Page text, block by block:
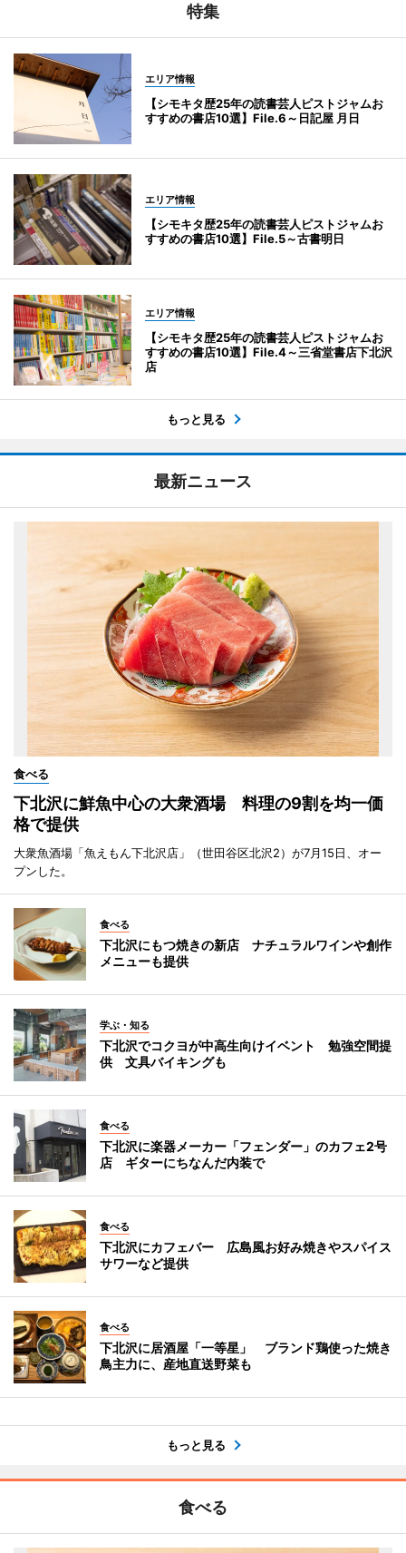
特集
エリア情報
【シモキタ歴25年の読書芸人ピストジャムお
すすめの書店10選】File.6～日記屋 月日
エリア情報
【シモキタ歴25年の読書芸人ピストジャムお
すすめの書店10選】File.5～古書明日
エリア情報
【シモキタ歴25年の読書芸人ピストジャムお
すすめの書店10選】File.4～三省堂書店下北沢
店
もっと見る
最新ニュース
食べる
下北沢に鮮魚中心の大衆酒場 料理の9割を均一価
格で提供
大衆魚酒場「魚えもん下北沢店」（世田谷区北沢2）が7月15日、オー
プンした。
食べる
下北沢にもつ焼きの新店 ナチュラルワインや創作
メニューも提供
学ぶ・知る
下北沢でコクヨが中高生向けイベント 勉強空間提
供 文具バイキングも
食べる
下北沢に楽器メーカー「フェンダー」のカフェ2号
店 ギターにちなんだ内装で
食べる
下北沢にカフェバー 広島風お好み焼きやスパイス
サワーなど提供
食べる
下北沢に居酒屋「一等星」 ブランド鶏使った焼き
鳥主力に、産地直送野菜も
もっと見る
食べる